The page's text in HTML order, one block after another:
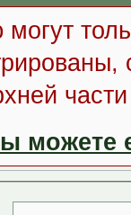
можете